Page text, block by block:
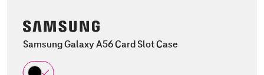
Samsung Galaxy A56 Card Slot Case